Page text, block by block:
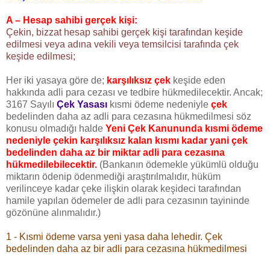
A – Hesap sahibi gerçek kişi:
Çekin, bizzat hesap sahibi gerçek kişi tarafından keşide
edilmesi veya adına vekili veya temsilcisi tarafında çek
keşide edilmesi;
Her iki yasaya göre de; karşılıksız çek keşide eden
hakkında adli para cezası ve tedbire hükmedilecektir. Ancak;
3167 Sayılı Çek Yasası kısmi ödeme nedeniyle çek
bedelinden daha az adli para cezasına hükmedilmesi söz
konusu olmadığı halde Yeni Çek Kanununda kısmi ödeme
nedeniyle çekin karşılıksız kalan kısmı kadar yani çek
bedelinden daha az bir miktar adli para cezasına
hükmedilebilecektir. (Bankanın ödemekle yükümlü olduğu
miktarın ödenip ödenmediği araştırılmalıdır, hüküm
verilinceye kadar çeke ilişkin olarak keşideci tarafından
hamile yapılan ödemeler de adli para cezasının tayininde
gözönüne alınmalıdır.)
1 - Kısmi ödeme varsa yeni yasa daha lehedir. Çek
bedelinden daha az bir adli para cezasına hükmedilmesi